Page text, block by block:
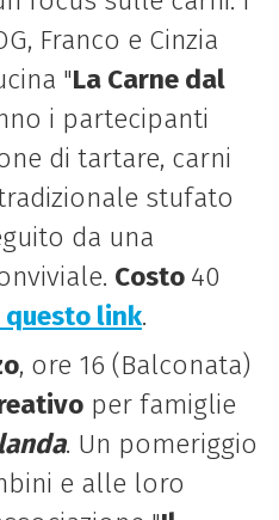
Franco e Cinzia
"La Carne dal
i partecipanti
di tartare, carni
stufato
da una
Costo 40
link.
, ore 16 (Balconata)
per famiglie
. Un pomeriggio
e alle loro